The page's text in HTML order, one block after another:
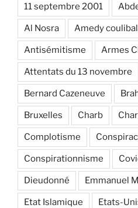
11 septembre 2001
Al Nosra Amedy
Antisémitisme Armes
Attentats du 13 novembre
Bernard Cazeneuve
Bruxelles Charb
Complotisme
Conspirationnisme
Dieudonné Emmanuel
Etat Islamique Etats-